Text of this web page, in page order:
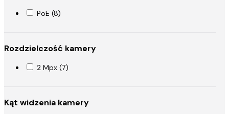
PoE (8)
Rozdzielczość kamery
2 Mpx (7)
Kąt widzenia kamery